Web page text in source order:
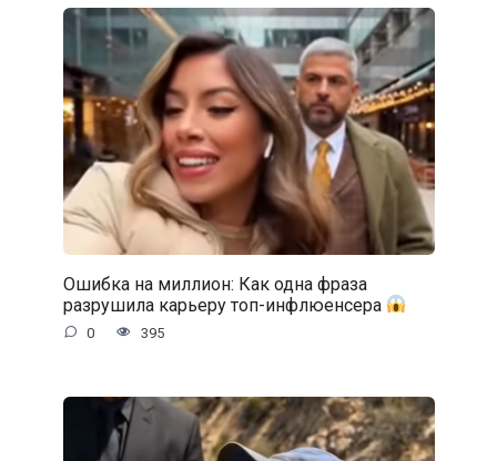
Ошибка на миллион: Как одна фраза
разрушила карьеру топ-инфлюенсера
0 395